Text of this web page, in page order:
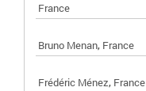
France
Bruno Menan, France
Frédéric Ménez, France